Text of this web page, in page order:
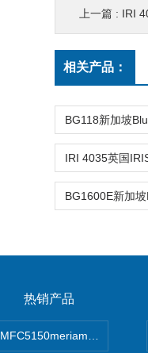
上一篇 : IRI
相关产品：
热销产品
MFC5150meriam智能手操器